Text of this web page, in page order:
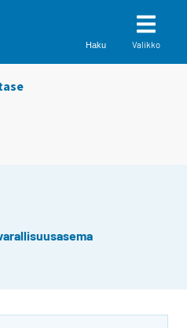
Haku Valikko